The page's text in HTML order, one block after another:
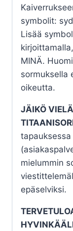
symbolit:
Lisää
MINÄ.
sormuksella
oikeutta.
JÄIKÖ
mielummin
epäselviksi.